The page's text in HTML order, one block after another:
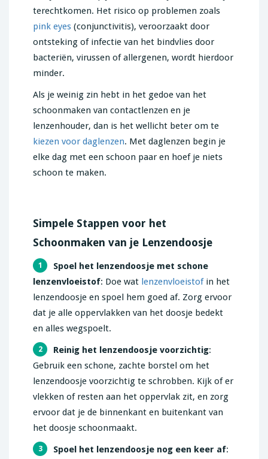
terechtkomen. Het risico op problemen zoals
pink eyes (conjunctivitis), veroorzaakt door
ontsteking of infectie van het bindvlies door
bacteriën, virussen of allergenen, wordt hierdoor
minder.
Als je weinig zin hebt in het gedoe van het
schoonmaken van contactlenzen en je
lenzenhouder, dan is het wellicht beter om te
kiezen voor daglenzen. Met daglenzen begin je
elke dag met een schoon paar en hoef je niets
schoon te maken.
Simpele Stappen voor het
Schoonmaken van je Lenzendoosje
1
Spoel het lenzendoosje met schone
lenzenvloeistof: Doe wat lenzenvloeistofin het
lenzendoosje en spoel hem goed af. Zorg ervoor
dat je alle oppervlakken van het doosje bedekt
en alles wegspoelt.
2 Reinig het lenzendoosje voorzichtig:
Gebruik een schone, zachte borstel om het
lenzendoosje voorzichtig te schrobben. Kijk of er
vlekken of resten aan het oppervlak zit, en zorg
ervoor dat je de binnenkant en buitenkant van
het doosje schoonmaakt.
3 Spoel het lenzendoosje nog een keer af: